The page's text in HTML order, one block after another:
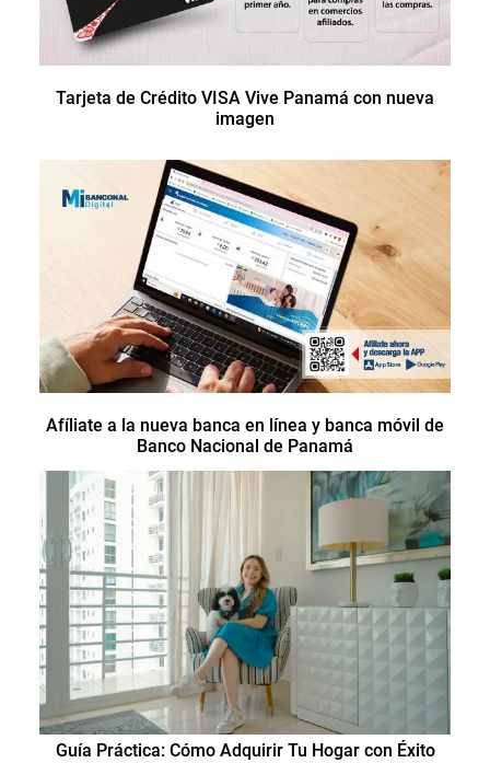
Tarjeta de Crédito VISA Vive Panamá con nueva
imagen
Afíliate a la nueva banca en línea y banca móvil de
Banco Nacional de Panamá
Guía Práctica: Cómo Adquirir Tu Hogar con Éxito